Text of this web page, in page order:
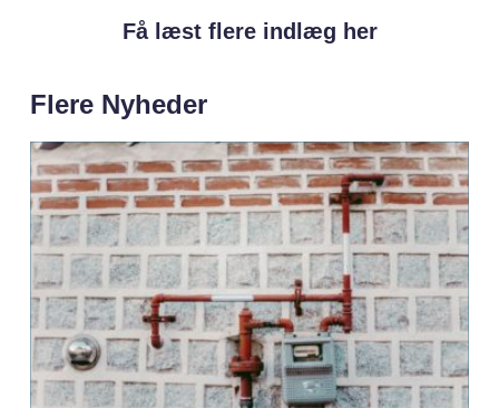
Få læst flere indlæg her
Flere Nyheder